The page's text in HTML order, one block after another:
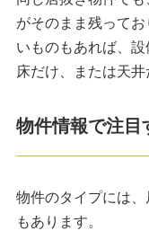
がそのまま残って
いものもあれば、設
床だけ、または天井
物件情報で注目
物件のタイプには
もあります。